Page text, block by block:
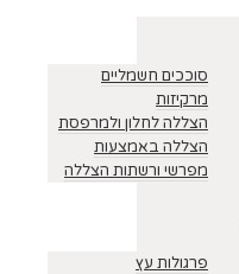
סוככים חשמליים
מרקיזות
הצללה לחלון ולמרפסת
הצללה באמצעות
מפרשי ורשתות הצללה
פרגולות עץ